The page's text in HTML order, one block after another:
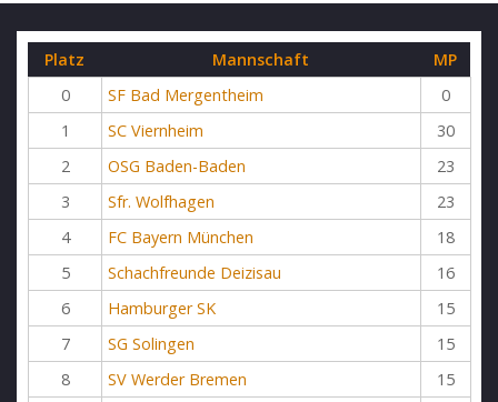
Platz Mannschaft
MP
0
SF Bad Mergentheim
0
1
SC Viernheim
30
2
OSG Baden-Baden
23
3
Sfr. Wolfhagen
23
4
FC Bayern München
18
5
Schachfreunde Deizisau
16
6
Hamburger SK
15
7
SG Solingen
15
8
SV Werder Bremen
15